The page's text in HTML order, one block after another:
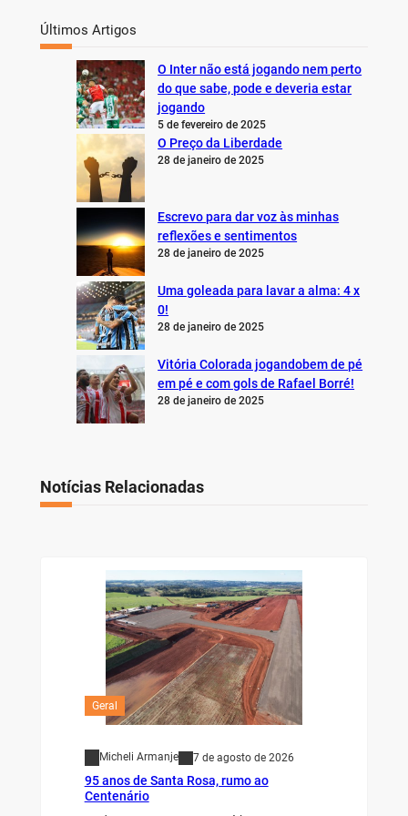
Últimos Artigos
O Inter não está jogando nem perto
do que sabe, pode e deveria estar
jogando
5 de fevereiro de 2025
O Preço da Liberdade
28 de janeiro de 2025
Escrevo para dar voz às minhas
reflexões e sentimentos
28 de janeiro de 2025
Uma goleada para lavar a alma: 4 x
0!
28 de janeiro de 2025
Vitória Colorada jogandobem de pé
em pé e com gols de Rafael Borré!
28 de janeiro de 2025
Notícias Relacionadas
Geral
Micheli Armanje 7 de agosto de 2026
95 anos de Santa Rosa, rumo ao
Centenário